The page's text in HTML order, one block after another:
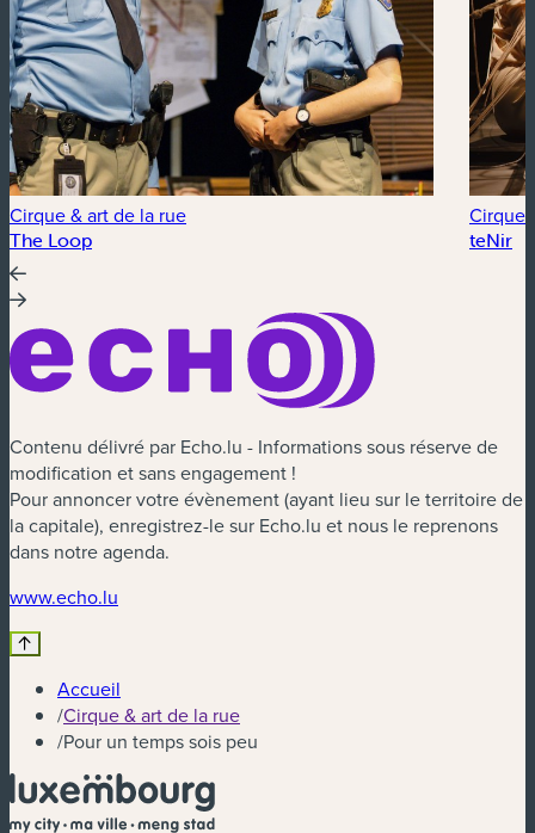
Cirque & art de la rue
The Loop
Cirque
teNir
Contenu délivré par Echo.lu - Informations sous réserve de
modification et sans engagement !
Pour annoncer votre évènement (ayant lieu sur le territoire de
la capitale), enregistrez-le sur Echo.lu et nous le reprenons
dans notre agenda.
www.echo.lu
Accueil
/Cirque & art de la rue
/Pour un temps sois peu